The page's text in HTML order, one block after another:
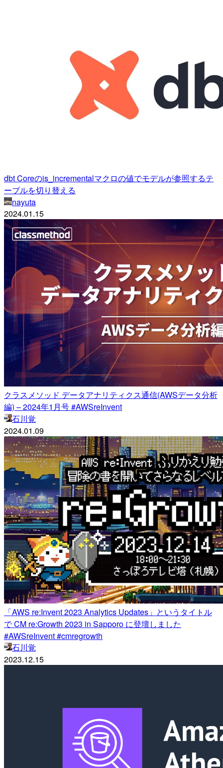
dbt Coreのis_incrementalマクロの値でモデルが参照するテ
ーブルを切り替える
nayuta
2024.01.15
クラスメソッド データアナリティクス通信(AWSデータ分析
編) – 2024年1月号 #AWSreInvent
石川覚
2024.01.09
「AWS re:Invent 2023 Analytics Updates」というタイトル
で CM re:Growth 2023 in Sapporo に登壇しました
#AWSreInvent #cmregrowth
石川覚
2023.12.15